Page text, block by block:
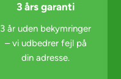
3 års garanti
3 år uden bekymringer
– vi udbedrer fejl på
din adresse.